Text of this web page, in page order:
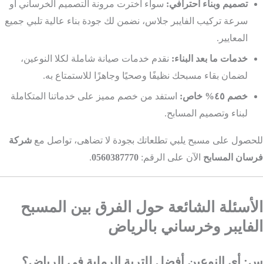
تصميم وبناء احترافي: سواء اخترت مرونة التصميم الخرساني أو
سرعة تركيب الفايبر جلاس، نضمن لك جودة بناء عالية تلبي جميع
المعايير.
خدمات ما بعد البناء: نقدم خدمات صيانة شاملة لكلا النوعين،
لضمان بقاء مسبحك نظيفًا وصحيًا وجاهزًا للاستمتاع به.
خصم ٤٥% خاص:
استفد من خصم مميز على خدماتنا المتكاملة
لبناء وتصميم المسابح.
للحصول على مسبح يلبي تطلعاتك بجودة لا تضاهى، تواصل مع شركة
فرسان المسابح الآن على الرقم: 0560387770
.
الأسئلة الشائعة حول الفرق بين المسبح
الفايبر وخرساني بالرياض
س: أي النوعين أفضل للتربة الرملية في الرياض؟